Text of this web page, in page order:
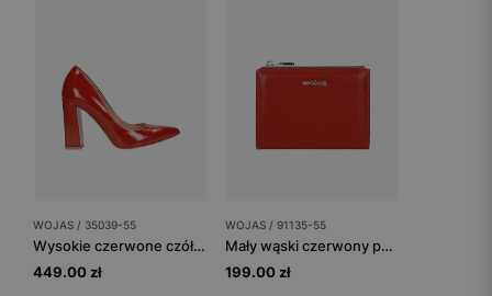
WOJAS / 35039-55
Wysokie czerwone czółenka damskie na słupku
449.00 zł
WOJAS / 91135-55
Mały wąski czerwony portfel ze skóry licowej
199.00 zł